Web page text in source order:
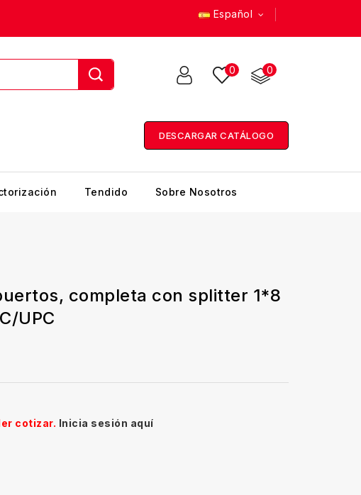
Español
0
0
DESCARGAR CATÁLOGO
Tendido Sobre Nosotros
completa con splitter 1*8
UPC
cotizar. Inicia sesión aquí